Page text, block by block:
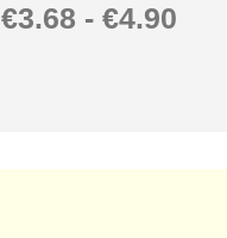
0out of 5
€3.68 - €4.90